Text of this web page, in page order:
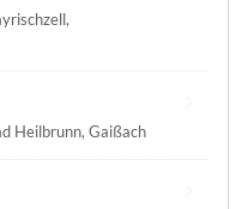
,
Heilbrunn, Gaißach